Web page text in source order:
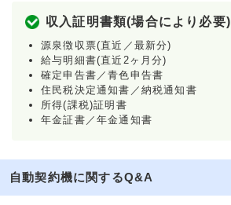
収入証明書類(場合により必要)
源泉徴収票(直近／最新分)
給与明細書(直近2ヶ月分)
確定申告書／青色申告書
住民税決定通知書／納税通知書
所得(課税)証明書
年金証書／年金通知書
自動契約機に関するQ&A